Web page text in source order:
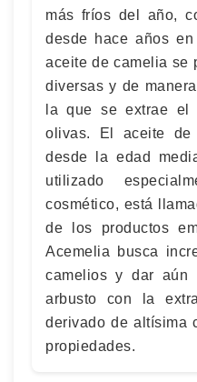
más fríos del año,
desde hace años
aceite de camelia se
diversas y de
la que se extrae
olivas. El aceite de
desde la edad
utilizado
cosmético, está
de los productos
Acemelia busca
camelios y dar aún
arbusto con la
derivado de altísima
propiedades.